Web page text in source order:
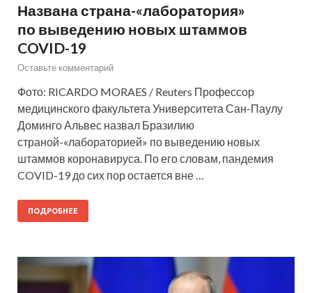
Названа страна-«лаборатория»
по выведению новых штаммов
COVID-19
Оставьте комментарий
Фото: RICARDO MORAES / Reuters Профессор
медицинского факультета Университета Сан-Паулу
Доминго Альвес назвал Бразилию
страной-«лабораторией» по выведению новых
штаммов коронавируса. По его словам, пандемия
COVID-19 до сих пор остается вне …
ПОДРОБНЕЕ